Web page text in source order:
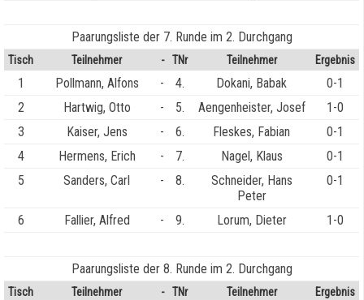
Paarungsliste der 7. Runde im 2. Durchgang
Tisch Teilnehmer - TNr Teilnehmer Ergebnis
1 Pollmann, Alfons - 4. Dokani, Babak
0-1
2
Hartwig, Otto - 5. Aengenheister, Josef
1-0
3
Kaiser, Jens - 6. Fleskes, Fabian
0-1
4
Hermens, Erich - 7. Nagel, Klaus
0-1
5
Sanders, Carl - 8.
Schneider, Hans
Peter
0-1
6 Fallier, Alfred - 9. Lorum, Dieter 1-0
Paarungsliste der 8. Runde im 2. Durchgang
Tisch Teilnehmer - TNr Teilnehmer Ergebnis